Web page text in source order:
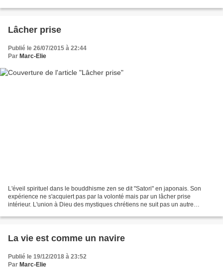
Lâcher prise
Publié le 26/07/2015 à 22:44
Par Marc-Elie
L'éveil spirituel dans le bouddhisme zen se dit "Satori" en japonais. Son
expérience ne s'acquiert pas par la volonté mais par un lâcher prise
intérieur. L'union à Dieu des mystiques chrétiens ne suit pas un autre
La vie est comme un navire
Publié le 19/12/2018 à 23:52
Par Marc-Elie